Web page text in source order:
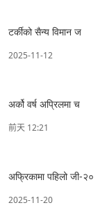
टर्कीको सैन्य विमान ज
2025-11-12
अर्को वर्ष अप्रिलमा च
前天 12:21
अफ्रिकामा पहिलो जी-२०
2025-11-20